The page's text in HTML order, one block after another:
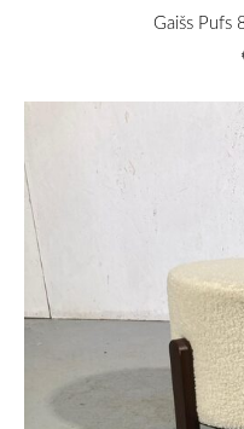
Gaišs Pufs